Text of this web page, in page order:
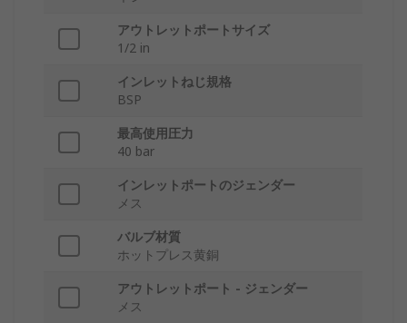
アウトレットポートサイズ
1/2 in
インレットねじ規格
BSP
最高使用圧力
40 bar
インレットポートのジェンダー
メス
バルブ材質
ホットプレス黄銅
アウトレットポート - ジェンダー
メス